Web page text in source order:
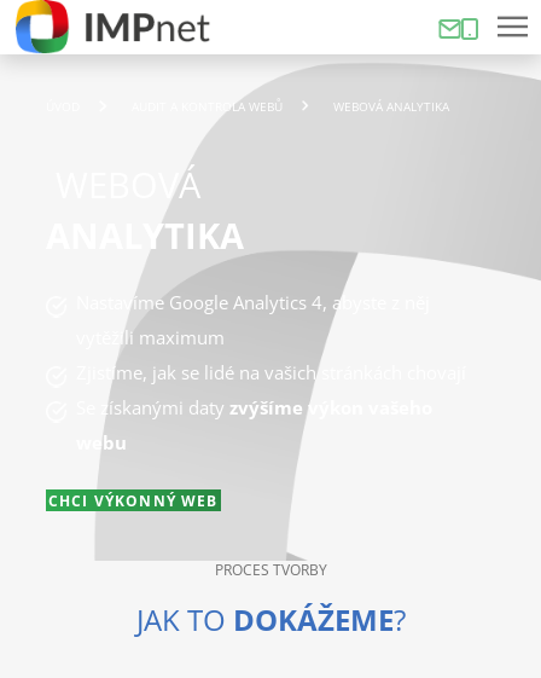
AUDIT A KONTROLA WEBŮ WEBOVÁ ANALYTIKA
WEBOVÁ
ANALYTIKA
Nastavíme Google Analytics 4, abyste z něj
vytěžili maximum
Zjistíme, jak se lidé na vašich stránkách chovají
Se získanými daty zvýšíme výkon vašeho
webu
CHCI VÝKONNÝ WEB
PROCES TVORBY
JAK TO DOKÁŽEME?